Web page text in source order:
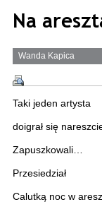
Na
Wanda Kapica
Taki jeden artysta
doigrał się
Zapuszkowali…
Przesiedział
Calutką noc w